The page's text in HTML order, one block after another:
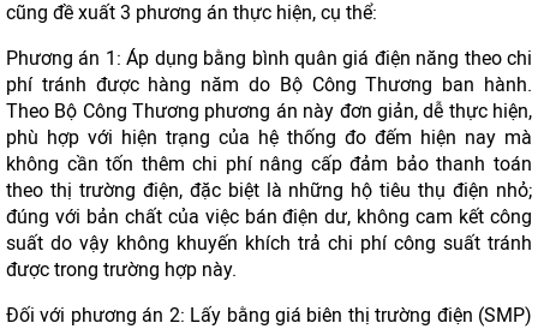
cũng đề xuất 3 phương án thực hiện, cụ thể:
Phương án 1: Áp dụng bằng bình quân giá điện năng theo chi
phí tránh được hàng năm do Bộ Công Thương ban hành.
Theo Bộ Công Thương phương án này đơn giản, dễ thực hiện,
phù hợp với hiện trạng của hệ thống đo đếm hiện nay mà
không cần tốn thêm chi phí nâng cấp đảm bảo thanh toán
theo thị trường điện, đặc biệt là những hộ tiêu thụ điện nhỏ;
đúng với bản chất của việc bán điện dư, không cam kết công
suất do vậy không khuyến khích trả chi phí công suất tránh
được trong trường hợp này.
Đối với phương án 2: Lấy bằng giá biên thị trường điện (SMP)